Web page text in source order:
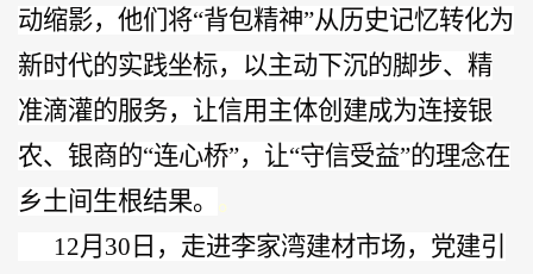
动缩影，他们将“背包精神”从历史记忆转化为
新时代的实践坐标，以主动下沉的脚步、精
准滴灌的服务，让信用主体创建成为连接银
农、银商的“连心桥”，让“守信受益”的理念在
乡土间生根结果。 。
12月30日，走进李家湾建材市场，党建引